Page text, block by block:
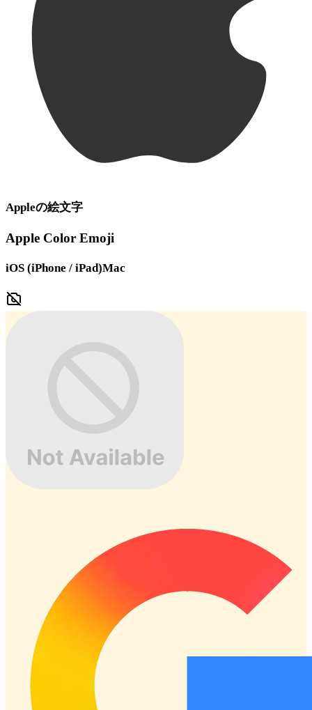
Appleの絵文字
Apple Color Emoji
iOS (iPhone / iPad)Mac